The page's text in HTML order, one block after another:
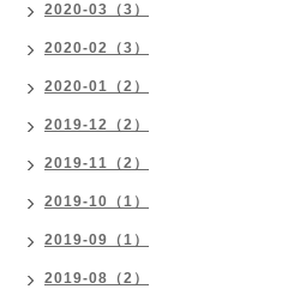
2020-03（3）
2020-02（3）
2020-01（2）
2019-12（2）
2019-11（2）
2019-10（1）
2019-09（1）
2019-08（2）